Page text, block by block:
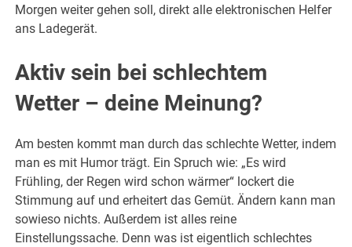
Morgen weiter gehen soll, direkt alle elektronischen Helfer
ans Ladegerät.
Aktiv sein bei schlechtem
Wetter – deine Meinung?
Am besten kommt man durch das schlechte Wetter, indem
man es mit Humor trägt. Ein Spruch wie: „Es wird
Frühling, der Regen wird schon wärmer“ lockert die
Stimmung auf und erheitert das Gemüt. Ändern kann man
sowieso nichts. Außerdem ist alles reine
Einstellungssache. Denn was ist eigentlich schlechtes